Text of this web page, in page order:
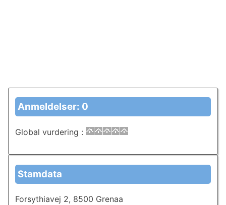
Anmeldelser: 0
Global vurdering :
Stamdata
Forsythiavej 2, 8500 Grenaa